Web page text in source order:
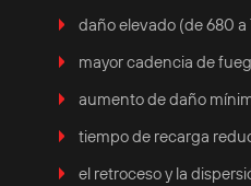
daño elevado (de 680
mayor cadencia de
aumento de daño
tiempo de recarga
el retroceso y la